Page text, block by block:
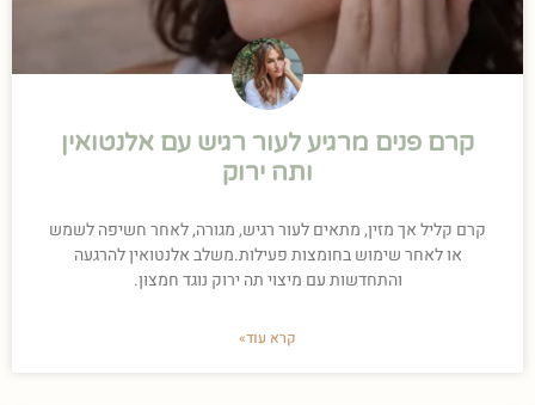
קרם פנים מרגיע לעור רגיש עם אלנטואין
ותה ירוק
קרם קליל אך מזין, מתאים לעור רגיש, מגורה, לאחר חשיפה לשמש
או לאחר שימוש בחומצות פעילות.משלב אלנטואין להרגעה
והתחדשות עם מיצוי תה ירוק נוגד חמצון.
קרא עוד»